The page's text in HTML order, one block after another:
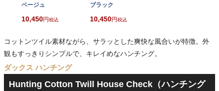
ベージュ
10,450 税込
ブラック
10,450 税込
コットンツイル素材ながら、サラッとした爽快な風合いが特徴。外
観もすっきりシンプルで、キレイめなハンチング。
ダックス ハンチング
Hunting Cotton Twill House Check（ハンチング